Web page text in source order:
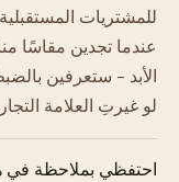
للمشتريات
عندما تجدين مقاسًا
الأبد - ستعرفين
لو غيرتِ العلامة
احتفظي بملاحظة في